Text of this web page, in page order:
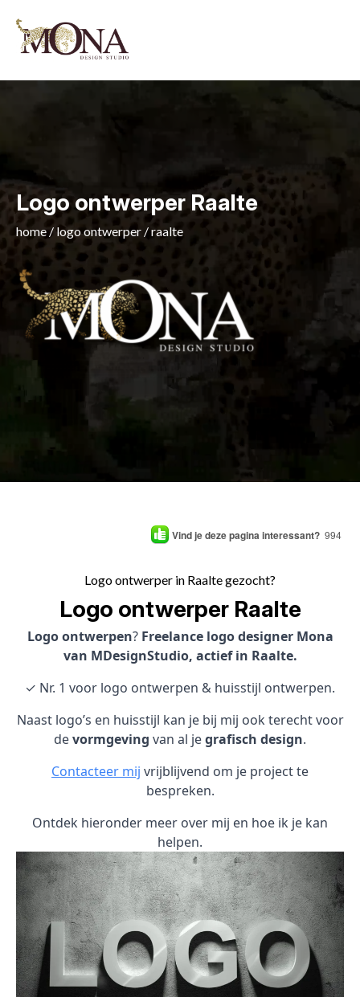
Logo ontwerper Raalte
home/logo ontwerper /raalte
Vind je deze pagina interessant? 994
Logo ontwerper in Raalte gezocht?
Logo ontwerper Raalte
Logo ontwerpen? Freelance logo designer Mona
van MDesignStudio, actief in Raalte.
✓ Nr. 1 voor logo ontwerpen & huisstijl ontwerpen.
Naast logo’s en huisstijl kan je bij mij ook terecht voor
devormgeving van al jegrafisch design.
Contacteer mij vrijblijvend om je project te
bespreken.
Ontdek hieronder meer over mij en hoe ik je kan
helpen.